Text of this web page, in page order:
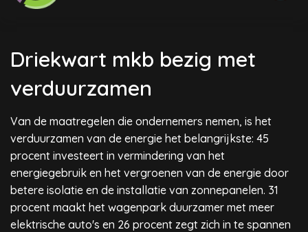
Driekwart mkb bezig met
verduurzamen
Van de maatregelen die ondernemers nemen, is het
verduurzamen van de energie het belangrijkste: 45
procent investeert in vermindering van het
energiegebruik en het vergroenen van de energie door
betere isolatie en de installatie van zonnepanelen. 31
procent maakt het wagenpark duurzamer met meer
elektrische auto's en 26 procent zegt zich in te spannen